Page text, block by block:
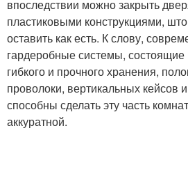
впоследствии можно закрыть
пластиковыми конструкциями,
оставить как есть. К слову,
гардеробные системы, состоящие
гибкого и прочного хранения,
проволоки, вертикальных кейсов
способны сделать эту часть
аккуратной.